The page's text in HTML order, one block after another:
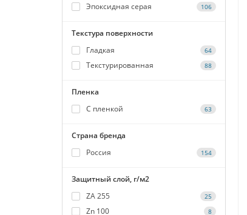
Эпоксидная серая 106
Текстура поверхности
Гладкая
64
Текстурированная 88
Пленка
С пленкой
63
Страна бренда
Россия
154
Защитный слой, г/м2
ZA 255
25
Zn 100 8